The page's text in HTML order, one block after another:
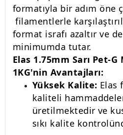
formatıyla bir adım öne
filamentlerle
format israfı azaltır ve
minimumda tutar.
Elas 1.75mm Sarı Pet-
1KG'nin Avantajları:
Yüksek Kalite: Elas
kaliteli
üretilmektedir ve
sıkı kalite